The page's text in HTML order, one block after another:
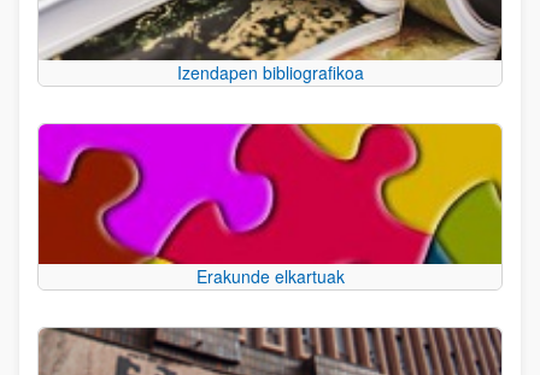
Izendapen bibliografikoa
Erakunde elkartuak